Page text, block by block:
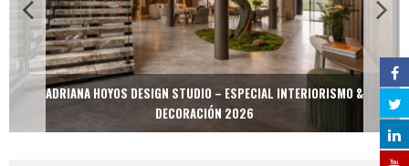
ADRIANA HOYOS DESIGN STUDIO – ESPECIAL INTERIORISMO &
DECORACIÓN 2026